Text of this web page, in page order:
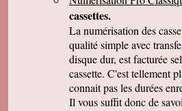
J-Claude L.
Bonjour, je voulait vous
pour le travail que avez
les films de nos cassettes
Vôtre travail est excellent et
irréprochable. Nous auront
vous envoyer prochainement.
désoler de vous remercier
... Bonne continuation
Caroline P.
cassettes.
La numérisation des
qualité simple avec
disque dur, est facturée
cassette. C'est tellement
connait pas les durées
Il vous suffit donc de